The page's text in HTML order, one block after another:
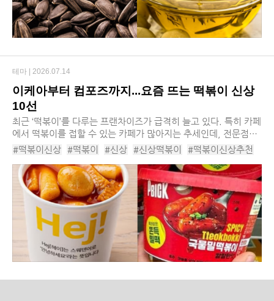
이케아부터 컴포즈까지...요즘 뜨는 떡볶이 신상
10선
최근 ‘떡볶이’를 다루는 프랜차이즈가 급격히 늘고 있다. 특히 카페
에서 떡볶이를 접할 수 있는 카페가 많아지는 추세인데, 전문점간
경쟁이 심화된 데다 원두 가격 상승과 고환율 부담이 겹치면서 차
#떡볶이신상 #떡볶이 #신상 #신상떡볶이
#떡볶이신상추천
#떡볶이신상종류 #신상떡볶이추천 #떡볶이종류
#이케아떡볶이
#스텔라냉떡볶이 #저당떡참떡볶이
#카페인중독마라컵떡볶이 #오뚜기컵떡볶이
테마 | 2026.07.14